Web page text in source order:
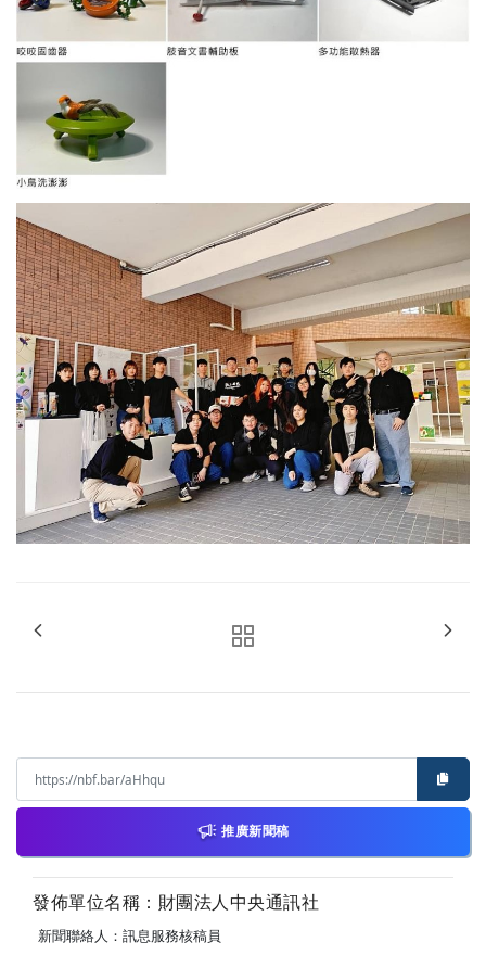
推廣新聞稿
發佈單位名稱：財團法人中央通訊社
新聞聯絡人：訊息服務核稿員